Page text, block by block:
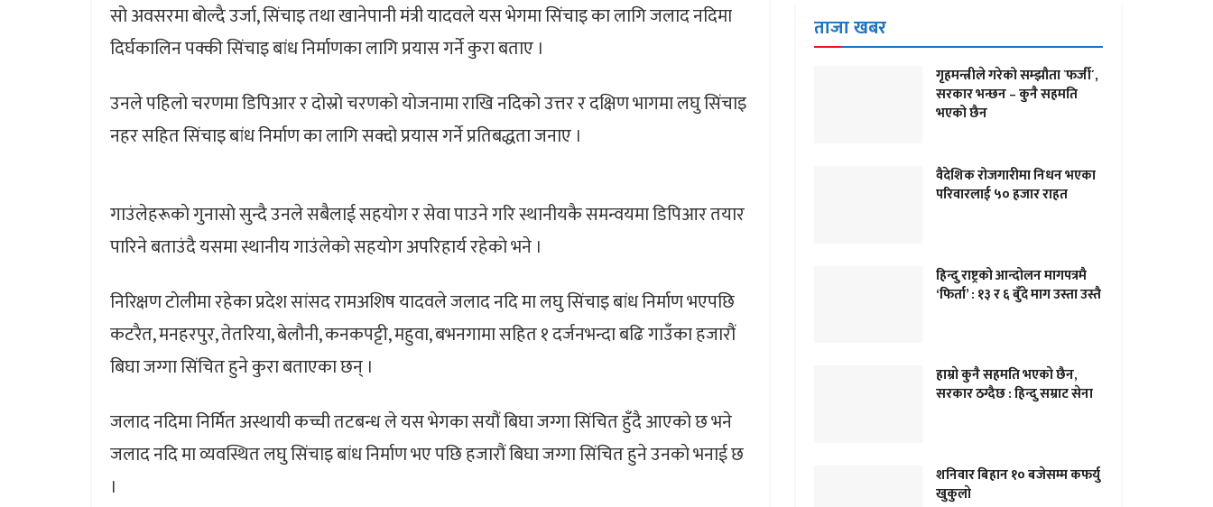
सो अवसरमा बोल्दै उर्जा, सिंचाइ तथा खानेपानी मंत्री यादवले यस भेगमा सिंचाइ का लागि जलाद नदिमा
दिर्घकालिन पक्की सिंचाइ बांध निर्माणका लागि प्रयास गर्ने कुरा बताए ।
उनले पहिलाे चरणमा डिपिआर र दोस्रो चरणकाे याेजनामा राखि नदिको उत्तर र दक्षिण भागमा लघु सिंचाइ
नहर सहित सिंचाइ बांध निर्माण का लागि सक्दो प्रयास गर्ने प्रतिबद्धता जनाए ।
गाउंलेहरूकाे गुनासाे सुन्दै उनले सबैलाई सहयाेग र सेवा पाउने गरि स्थानीयकै समन्वयमा डिपिआर तयार
पारिने बताउंदै यसमा स्थानीय गाउंलेकाे सहयाेग अपरिहार्य रहेकाे भने ।
निरिक्षण टाेलीमा रहेका प्रदेश सांसद रामअशिष यादवले जलाद नदि मा लघु सिंचाइ बांध निर्माण भएपछि
कटरैत, मनहरपुर, तेतरिया, बेलौनी, कनकपट्टी, महुवा, बभनगामा सहित १ दर्जनभन्दा बढि गाउँका हजारौं
बिघा जग्गा सिंचित हुने कुरा बताएका छन् ।
जलाद नदिमा निर्मित अस्थायी कच्ची तटबन्ध ले यस भेगका सयौं बिघा जग्गा सिंचित हुँदै आएकाे छ भने
जलाद नदि मा व्यवस्थित लघु सिंचाइ बांध निर्माण भए पछि हजारौं बिघा जग्गा सिंचित हुने उनकाे भनाई छ
।
ताजा खबर
गृहमन्त्रीले गरेको सम्झौता `फर्जी´,
सरकार भन्छन – कुनै सहमति
भएको छैन
वैदेशिक रोजगारीमा निधन भएका
परिवारलाई ५० हजार राहत
हिन्दु राष्ट्रको आन्दोलन मागपत्रमै
‘फिर्ता’ : १३ र ६ बुँदे माग उस्ता उस्तै
हाम्राे कुनै सहमति भएकाे छैन,
सरकार ठग्दैछ : हिन्दु सम्राट सेना
शनिवार बिहान १० बजेसम्म कफर्यु
खुकुलाे